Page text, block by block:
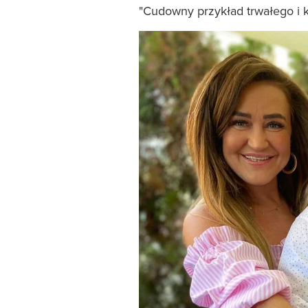
"Cudowny przykład trwałego i